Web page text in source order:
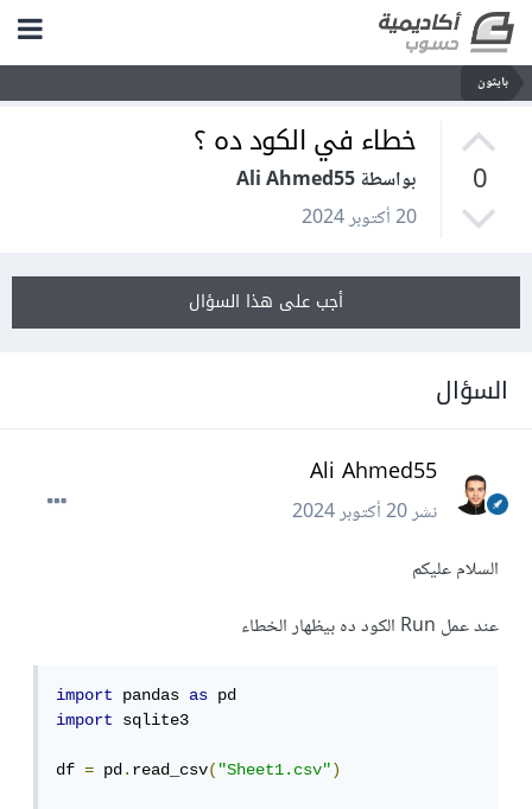
بايثون
0
خطاء في الكود ده ؟
بواسطة Ali Ahmed55
20 أكتوبر 2024
أجب على هذا السؤال
السؤال
Ali Ahmed55
نشر20 أكتوبر 2024
السلام عليكم
عند عمل Run الكود ده بيظهار الخطاء
import pandas as
import
sqlite3
df = pd.read_csv("Sheet1.csv")